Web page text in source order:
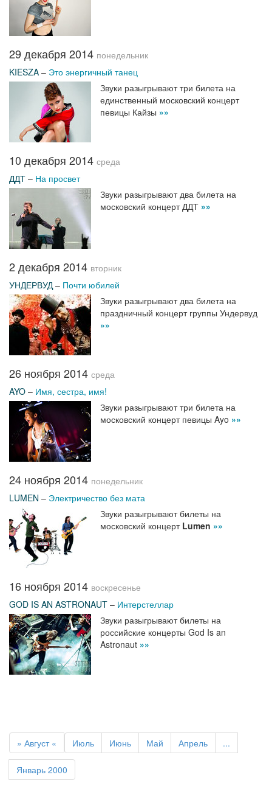
29 декабря 2014 понедельник
KIESZA – Это энергичный танец
Звуки разыгрывают три билета на
единственный московский концерт
певицы Кайзы »»
10 декабря 2014 среда
ДДТ – На просвет
Звуки разыгрывают два билета на
московский концерт ДДТ »»
2 декабря 2014 вторник
УНДЕРВУД– Почти юбилей
Звуки разыгрывают два билета на
праздничный концерт группы Ундервуд
»»
26 ноября 2014 среда
AYO – Имя, сестра, имя!
Звуки разыгрывают три билета на
московский концерт певицы Ayo »»
24 ноября 2014 понедельник
LUMEN – Электричество без мата
Звуки разыгрывают билеты на
московский концерт Lumen »»
16 ноября 2014 воскресенье
GOD IS AN ASTRONAUT – Интерстеллар
Звуки разыгрывают билеты на
российские концерты God Is an
Astronaut »»
» Август « Июль Июнь Май Апрель ...
Январь 2000